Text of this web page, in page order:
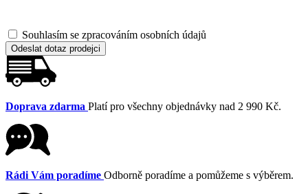
Souhlasím se zpracováním osobních údajů
Odeslat dotaz prodejci
Doprava zdarma Platí pro všechny objednávky nad 2 990 Kč.
Rádi Vám poradíme Odborně poradíme a pomůžeme s výběrem.